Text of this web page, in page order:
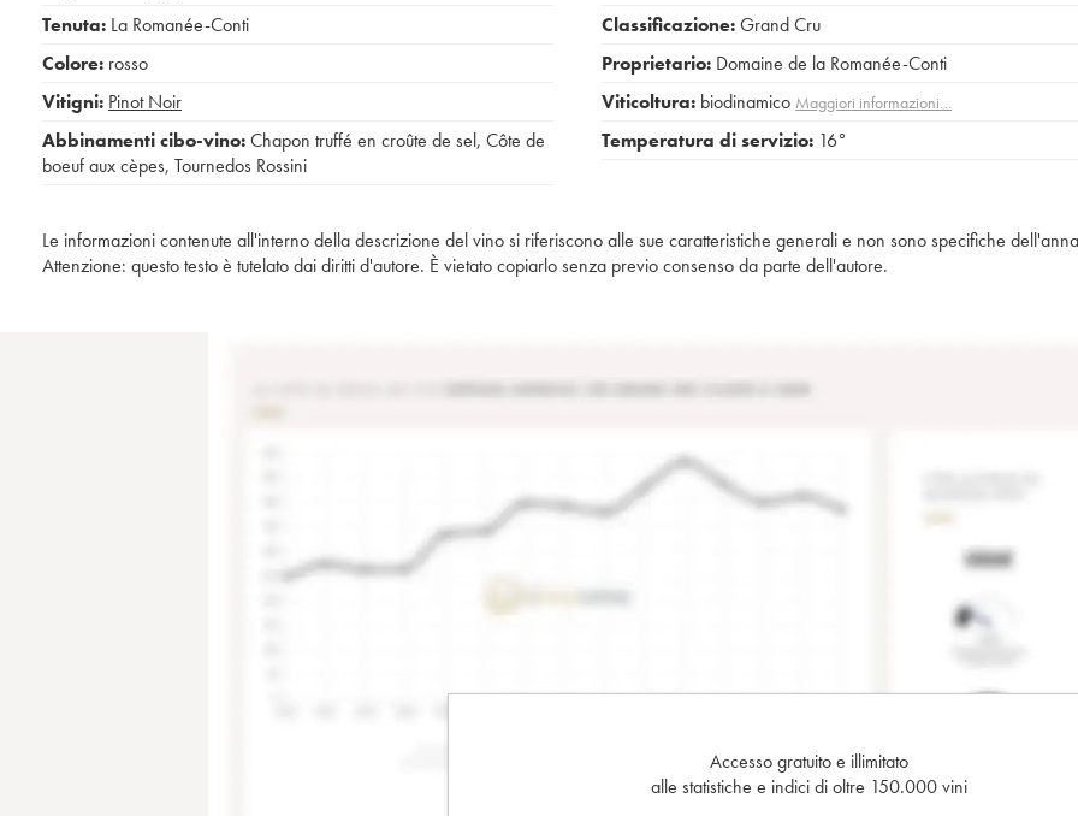
Tenuta: La Romanée-Conti
Colore: rosso
Vitigni: Pinot Noir
Abbinamenti cibo-vino:Chapon truffé en croûte de sel, Côte de
boeuf aux cèpes, Tournedos Rossini
Classificazione:Grand Cru
Proprietario: Domaine de la Romanée-Conti
Viticoltura: biodinamico Maggiori informazioni…
Temperatura di servizio: 16°
Le informazioni contenute all'interno della descrizione del vino si riferiscono alle sue caratteristiche generali e non sono specifiche
Attenzione: questo testo è tutelato dai diritti d'autore. È vietato copiarlo senza previo consenso da parte dell'autore.
Accesso gratuito e illimitato
alle statistiche e indici di oltre 150.000 vini